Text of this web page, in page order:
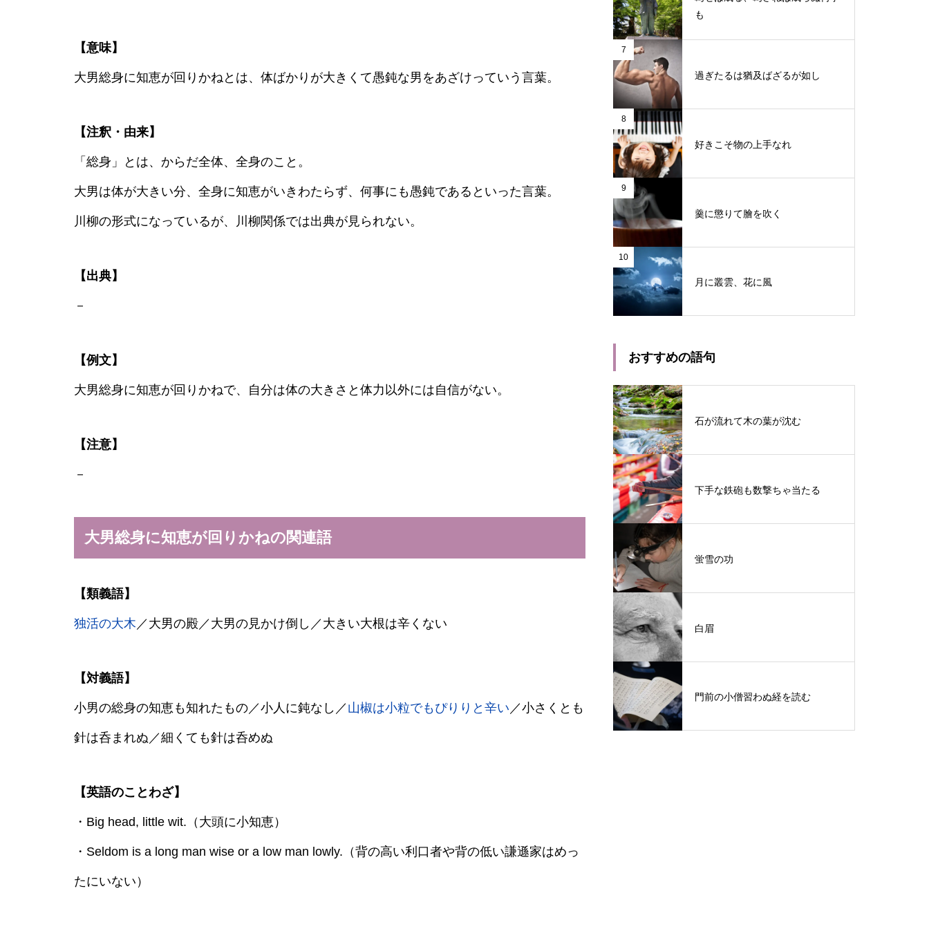
【意味】
大男総身に知恵が回りかねとは、体ばかりが大きくて愚鈍な男をあざけっていう言葉。
【注釈・由来】
「総身」とは、からだ全体、全身のこと。
大男は体が大きい分、全身に知恵がいきわたらず、何事にも愚鈍であるといった言葉。
川柳の形式になっているが、川柳関係では出典が見られない。
【出典】
－
【例文】
大男総身に知恵が回りかねで、自分は体の大きさと体力以外には自信がない。
【注意】
－
大男総身に知恵が回りかねの関連語
【類義語】
独活の大木 ／大男の殿／大男の見かけ倒し／大きい大根は辛くない
【対義語】
小男の総身の知恵も知れたもの／小人に鈍なし／ 山椒は小粒でもぴりりと辛い ／小さくとも
針は呑まれぬ／細くても針は呑めぬ
【英語のことわざ】
・Big head, little wit.（大頭に小知恵）
・Seldom is a long man wise or a low man lowly.（背の高い利口者や背の低い謙遜家はめっ
たにいない）
も
7
過ぎたるは猶及ばざるが如し
8
好きこそ物の上手なれ
9
羹に懲りて膾を吹く
10
月に叢雲、花に風
おすすめの語句
石が流れて木の葉が沈む
下手な鉄砲も数撃ちゃ当たる
蛍雪の功
白眉
門前の小僧習わぬ経を読む